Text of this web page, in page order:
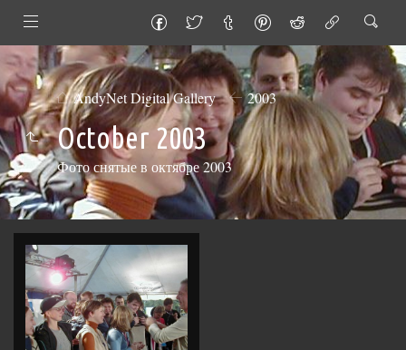
AndyNet Digital Gallery 2003
October 2003
Фото снятые в октябре 2003